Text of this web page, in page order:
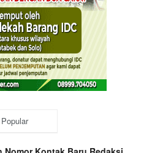
Popular